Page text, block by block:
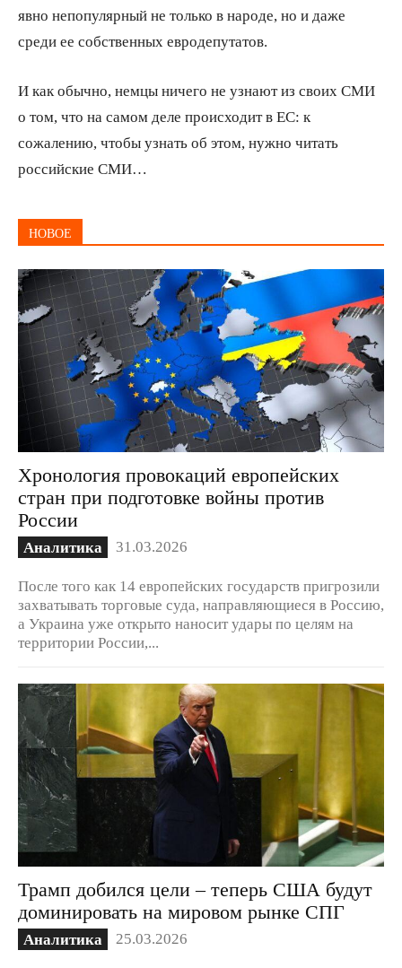
явно непопулярный не только в народе, но и даже
среди ее собственных евродепутатов.
И как обычно, немцы ничего не узнают из своих СМИ
о том, что на самом деле происходит в ЕС: к
сожалению, чтобы узнать об этом, нужно читать
российские СМИ…
НОВОЕ
Хронология провокаций европейских
стран при подготовке войны против
России
Аналитика 31.03.2026
После того как 14 европейских государств пригрозили
захватывать торговые суда, направляющиеся в Россию,
а Украина уже открыто наносит удары по целям на
территории России,...
Трамп добился цели – теперь США будут
доминировать на мировом рынке СПГ
Аналитика 25.03.2026